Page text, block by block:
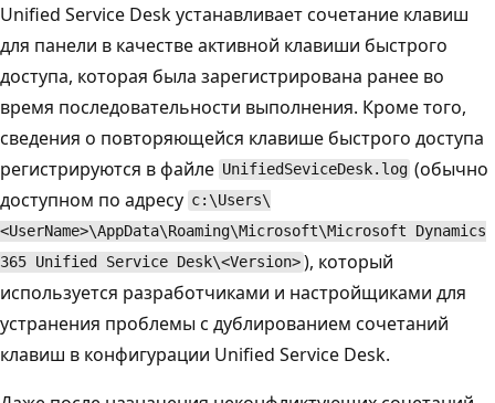
Unified Service Desk устанавливает сочетание клавиш
для панели в качестве активной клавиши быстрого
доступа, которая была зарегистрирована ранее во
время последовательности выполнения. Кроме того,
сведения о повторяющейся клавише быстрого доступа
регистрируются в файле UnifiedSeviceDesk.log (обычно
доступном по адресу c:\Users\
<UserName>\AppData\Roaming\Microsoft\Microsoft Dynamics
365 Unified Service Desk\<Version>), который
используется разработчиками и настройщиками для
устранения проблемы с дублированием сочетаний
клавиш в конфигурации Unified Service Desk.